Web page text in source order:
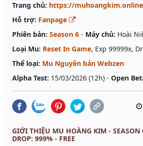
Trang chủ: https://
Hỗ trợ: Fanpage
Phiên bản: Season 6 - Máy chủ: Hoài
Loại Mu: Reset In Game, Exp 99999x,
Thể loại: Mu Nguyên bản Webzen
Alpha Test: 15/03/2026 (12h) - Open
GIỚI THIỆU MU HOÀNG KIM - SEASON
DROP: 999% - FREE